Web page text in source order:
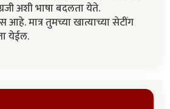
अशी भाषा बदलता येते.
आहे. मात्र तुमच्या खात्याच्या सेटींग
येईल.